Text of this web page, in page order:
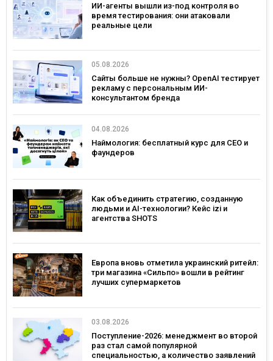
ИИ-агенты вышли из-под контроля во
время тестирования: они атаковали
реальные цели
05.08.2026
Сайты больше не нужны? OpenAI тестирует
рекламу с персональным ИИ-
консультантом бренда
04.08.2026
Наймология: бесплатный курс для CEO и
фаундеров
Как объединить стратегию, созданную
людьми и AI-технологии? Кейс izi и
агентства SHOTS
Европа вновь отметила украинский ритейл:
три магазина «Сильпо» вошли в рейтинг
лучших супермаркетов
03.08.2026
Поступление-2026: менеджмент во второй
раз стал самой популярной
специальностью, а количество заявлений